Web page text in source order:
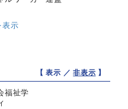
表示
【 表示 ／非表示 】
福祉学